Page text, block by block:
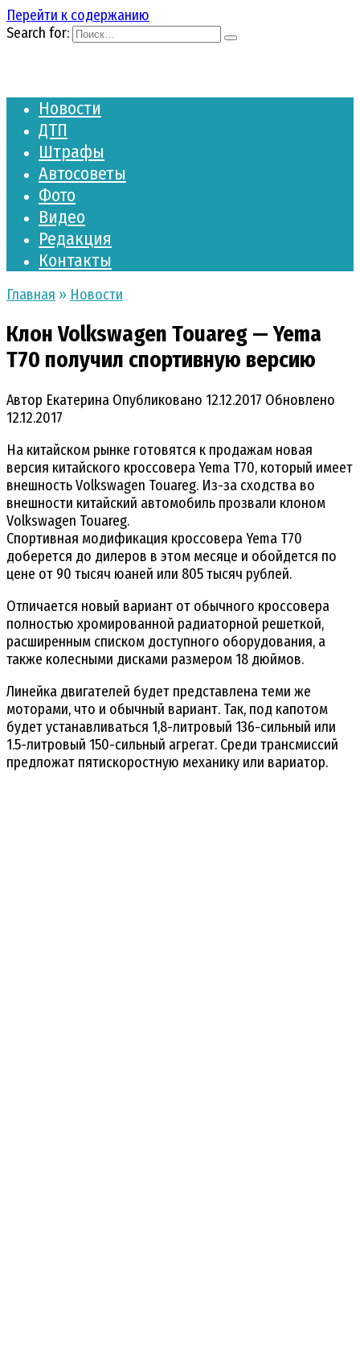
Перейти к содержанию
Search for:
Новости
ДТП
Штрафы
Автосоветы
Фото
Видео
Редакция
Контакты
Главная » Новости
Клон Volkswagen Touareg — Yema
T70 получил спортивную версию
Автор Екатерина Опубликовано 12.12.2017 Обновлено
12.12.2017
На китайском рынке готовятся к продажам новая
версия китайского кроссовера Yema T70, который имеет
внешность Volkswagen Touareg. Из-за сходства во
внешности китайский автомобиль прозвали клоном
Volkswagen Touareg.
Спортивная модификация кроссовера Yema T70
доберется до дилеров в этом месяце и обойдется по
цене от 90 тысяч юаней или 805 тысяч рублей.
Отличается новый вариант от обычного кроссовера
полностью хромированной радиаторной решеткой,
расширенным списком доступного оборудования, а
также колесными дисками размером 18 дюймов.
Линейка двигателей будет представлена теми же
моторами, что и обычный вариант. Так, под капотом
будет устанавливаться 1,8-литровый 136-сильный или
1.5-литровый 150-сильный агрегат. Среди трансмиссий
предложат пятискоростную механику или вариатор.